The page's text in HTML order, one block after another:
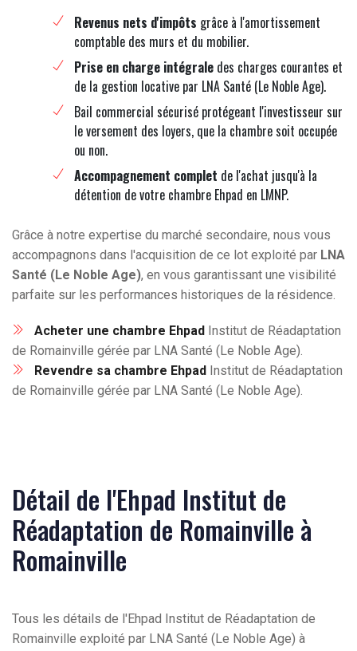
Revenus nets d'impôts grâce à l'amortissement
comptable des murs et du mobilier.
Prise en charge intégrale des charges courantes et
de la gestion locative par LNA Santé (Le Noble Age).
Bail commercial sécurisé protégeant l'investisseur sur
le versement des loyers, que la chambre soit occupée
ou non.
Accompagnement complet de l'achat jusqu'à la
détention de votre chambre Ehpad en LMNP.
Grâce à notre expertise du marché secondaire, nous vous
accompagnons dans l'acquisition de ce lot exploité par LNA
Santé (Le Noble Age), en vous garantissant une visibilité
parfaite sur les performances historiques de la résidence.
Acheter une chambre Ehpad Institut de Réadaptation
de Romainville gérée par LNA Santé (Le Noble Age).
Revendre sa chambre Ehpad Institut de Réadaptation
de Romainville gérée par LNA Santé (Le Noble Age).
Détail de l'Ehpad Institut de
Réadaptation de Romainville à
Romainville
Tous les détails de l'Ehpad Institut de Réadaptation de
Romainville exploité par LNA Santé (Le Noble Age) à